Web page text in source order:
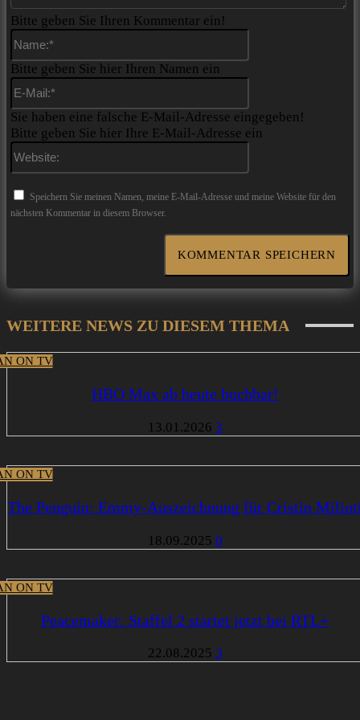
Bitte geben Sie Ihren Kommentar ein!
Bitte geben Sie hier Ihren Namen ein
Sie haben eine falsche E-Mail-Adresse eingegeben!
Bitte geben Sie hier Ihre E-Mail-Adresse ein
Speichern Sie meinen Namen, meine E-Mail-Adresse und meine Website für den
nächsten Kommentar in diesem Browser.
WEITERE NEWS ZU DIESEM THEMA
ON TV
HBO Max ab heute buchbar!
13.01.2026 3
ON TV
The Penguin: Emmy-Auszeichnung für Cristin
18.09.2025 0
ON TV
Peacemaker: Staffel 2 startet jetzt bei RTL+
22.08.2025 3